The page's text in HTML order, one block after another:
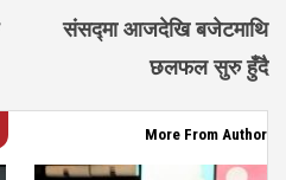
संसद्‍मा आजदेखि बजेटमाथि
छलफल सुरु हुँदै
More From Author